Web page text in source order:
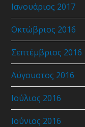
Ιανουάριος 2017
Οκτώβριος 2016
Σεπτέμβριος 2016
Αύγουστος 2016
Ιούλιος 2016
Ιούνιος 2016